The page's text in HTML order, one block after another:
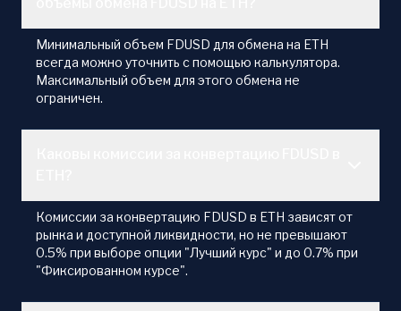
Минимальный объем FDUSD для обмена на ETH
всегда можно уточнить с помощью калькулятора.
Максимальный объем для этого обмена не
ограничен.
Комиссии за конвертацию FDUSD в ETH зависят от
рынка и доступной ликвидности, но не превышают
0.5% при выборе опции "Лучший курс" и до 0.7% при
"Фиксированном курсе".